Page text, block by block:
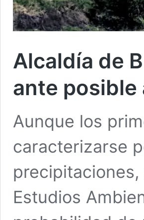
Alcaldía de
ante posible
Aunque los
caracterizarse
Estudios